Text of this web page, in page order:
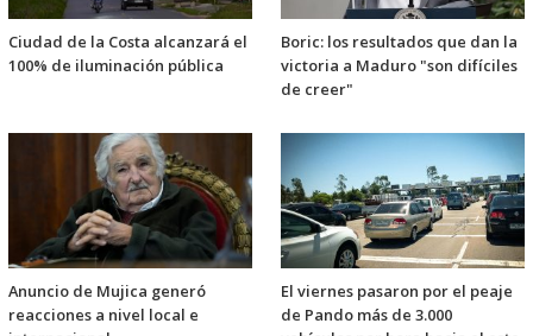
Ciudad de la Costa alcanzará el
100% de iluminación pública
Boric: los resultados que dan la
victoria a Maduro "son difíciles
de creer"
Anuncio de Mujica generó
reacciones a nivel local e
El viernes pasaron por el peaje
de Pando más de 3.000